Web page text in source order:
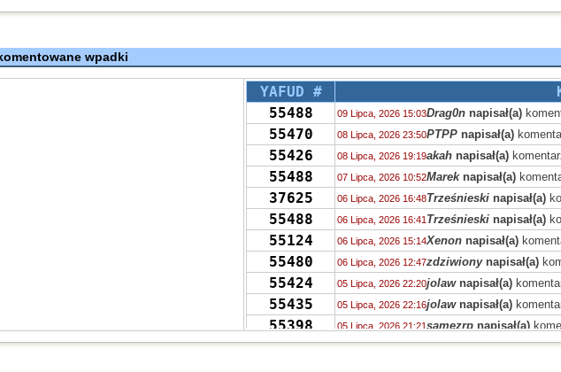
wpadki
YAFUD #
55488
09 Lipca, 2026 15:03Drag0n napisał(a)
55470 08 Lipca, 2026 23:50PTPP napisał(a)
55426 08 Lipca, 2026 19:19akah napisał(a)
55488 07 Lipca, 2026 10:52Mareknapisał(a)
37625 06 Lipca, 2026 16:48Trześnieski napisał(a)
55488 06 Lipca, 2026 16:41 Trześnieski napisał(a)
55124 06 Lipca, 2026 15:14Xenon napisał(a)
55480 06 Lipca, 2026 12:47zdziwionynapisał(a)
55424 05 Lipca, 2026 22:20jolawnapisał(a)
55435 05 Lipca, 2026 22:16jolawnapisał(a)
55398 05 Lipca, 2026 21:21samezrp napisał(a)
55396 05 Lipca, 2026 19:44Minapisał(a)komentarz